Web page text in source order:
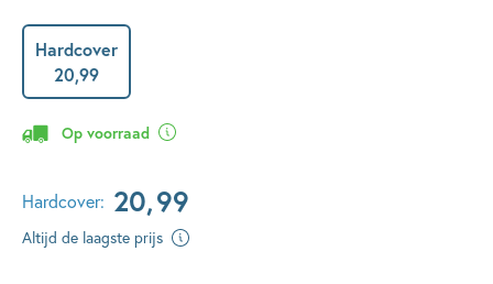
Hardcover
20,99
Op voorraad
Hardcover: 20,99
Altijd de laagste prijs